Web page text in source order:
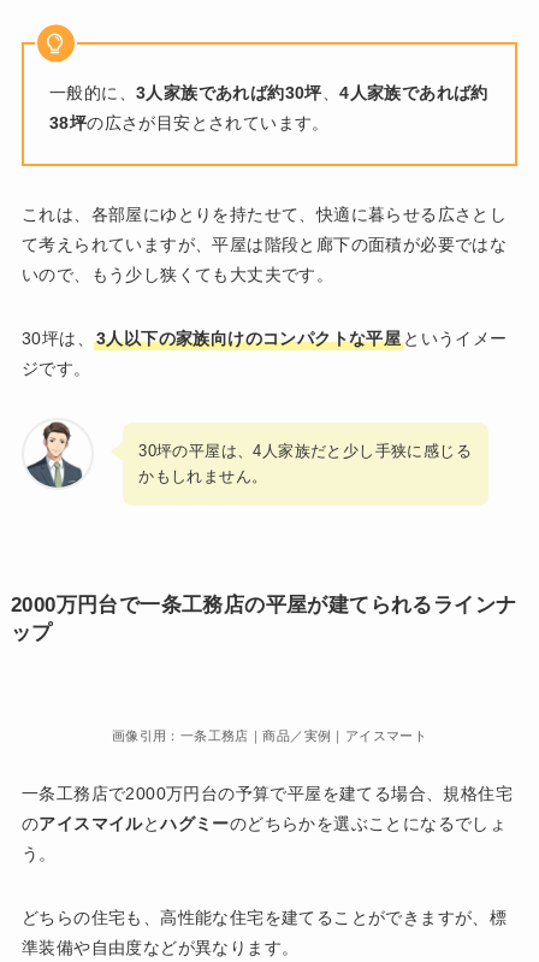
一般的に、 3人家族であれば約30坪 、4人家族であれば約
38坪の広さが目安とされています。
これは、各部屋にゆとりを持たせて、快適に暮らせる広さとし
て考えられていますが、平屋は階段と廊下の面積が必要ではな
いので、もう少し狭くても大丈夫です。
30坪は、 3人以下の家族向けのコンパクトな平屋 というイメー
ジです。
30坪の平屋は、4人家族だと少し手狭に感じる
かもしれません。
2000万円台で一条工務店の平屋が建てられるラインナ
ップ
画像引用：一条工務店｜商品／実例｜アイスマート
一条工務店で2000万円台の予算で平屋を建てる場合、規格住宅
のアイスマイルとハグミーのどちらかを選ぶことになるでしょ
う。
どちらの住宅も、高性能な住宅を建てることができますが、標
準装備や自由度などが異なります。